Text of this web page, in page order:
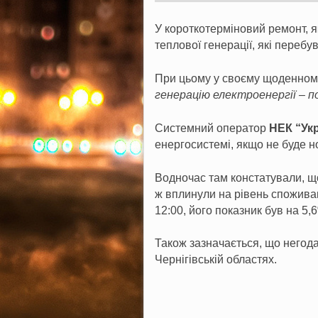
У короткотерміновий ремонт,
теплової генерації, які
При цьому у своєму
генерацію електроенергії –
Системний оператор НЕК
енергосистемі, якщо не буде
Водночас там констатували,
ж вплинули на рівень
12:00, його показник був на
Також зазначається, що
Чернігівській областях.